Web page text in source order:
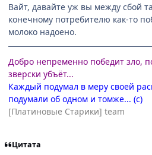
Вайт, давайте уж вы между сбой
конечному потребителю как-то
молоко надоено.
Добро непременно победит зло,
зверски убъёт...
Каждый подумал в меру своей
подумали об одном и томже... (с)
[Платиновые Старики] team
Цитата